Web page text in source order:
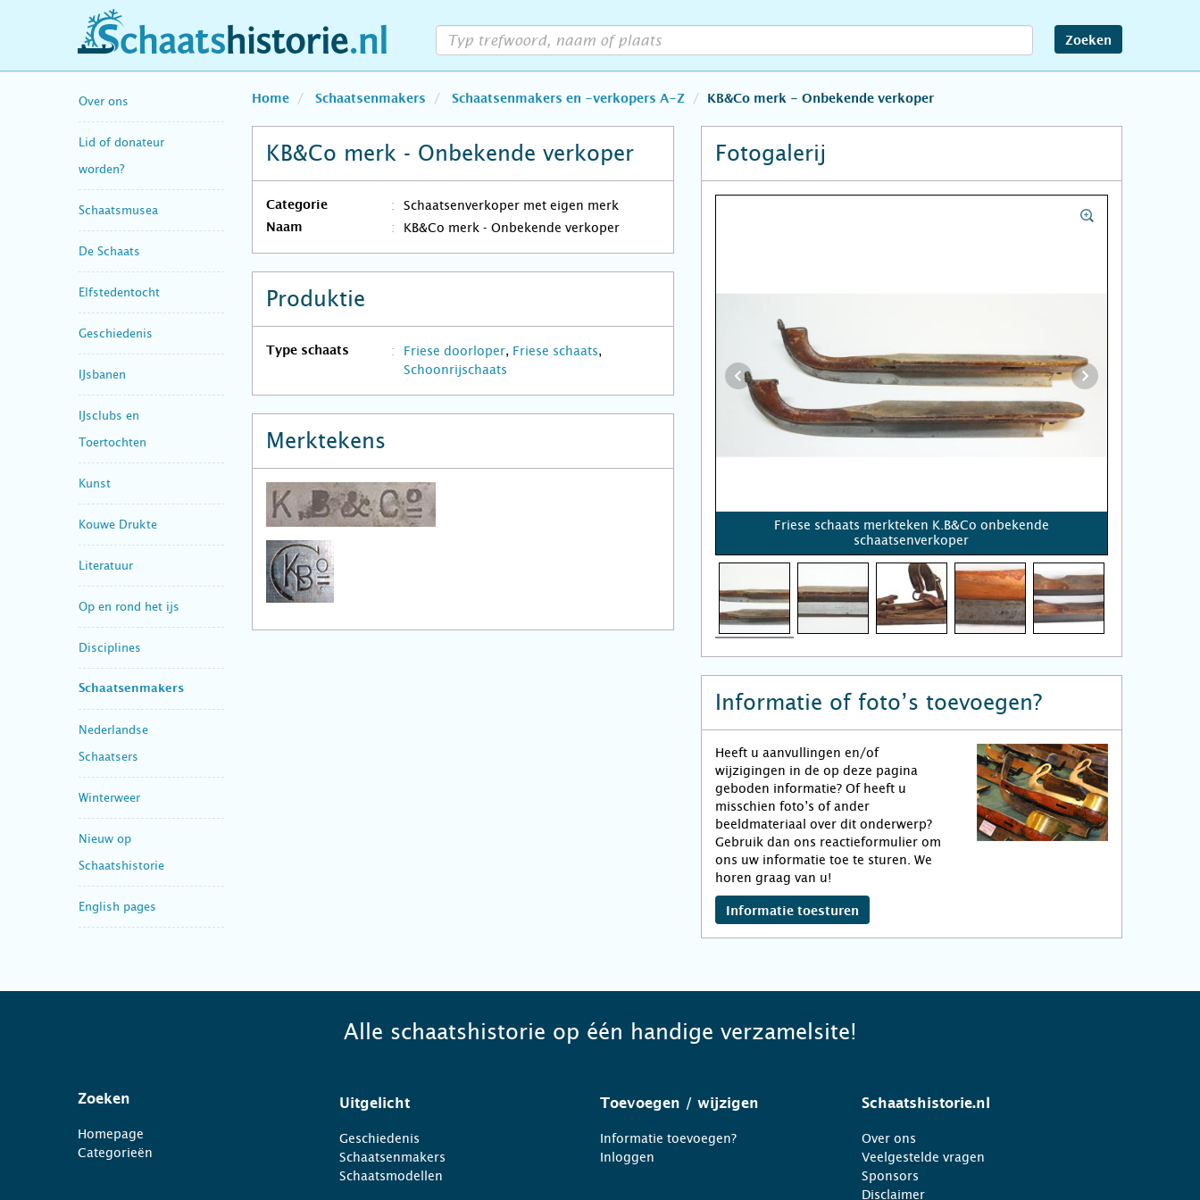
schaatshistorie.nl Zoeken
Over ons
Lid of donateur
worden?
Schaatsmusea
De Schaats
Elfstedentocht
Geschiedenis
IJsbanen
IJsclubs en
Toertochten
Kunst
Kouwe Drukte
Literatuur
Op en rond het ijs
Disciplines
Schaatsenmakers
Nederlandse
Schaatsers
Winterweer
Nieuw op
Schaatshistorie
English pages
Home Schaatsenmakers Schaatsenmakers en -verkopers A-Z KB&Co merk - Onbekende verkoper
KB&Co merk - Onbekende verkoper
Categorie Schaatsenverkoper met eigen merk
Naam KB&Co merk - Onbekende verkoper
Produktie
Type schaats Friese doorloper, Friese schaats,
Schoonrijschaats
Merktekens
Fotogalerij
Friese schaats merkteken K.B&Co onbekende
schaatsenverkoper
Informatie of foto’s toevoegen?
Heeft u aanvullingen en/of
wijzigingen in de op deze pagina
geboden informatie? Of heeft u
misschien foto’s of ander
beeldmateriaal over dit onderwerp?
Gebruik dan ons reactieformulier om
ons uw informatie toe te sturen. We
horen graag van u!
Informatie toesturen
Alle schaatshistorie op één handige verzamelsite!
Zoeken
Homepage
Categorieën
Uitgelicht
Geschiedenis
Schaatsenmakers
Schaatsmodellen
Toevoegen / wijzigen
Informatie toevoegen?
Inloggen
Schaatshistorie.nl
Over ons
Veelgestelde vragen
Sponsors
Disclaimer